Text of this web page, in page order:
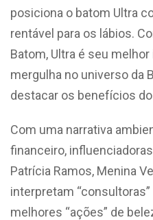
posiciona o batom Ultra
rentável para os lábios.
Batom, Ultra é seu
mergulha no universo da
destacar os benefícios
Com uma narrativa
financeiro,
Patrícia Ramos, Menina
interpretam
melhores “ações” de